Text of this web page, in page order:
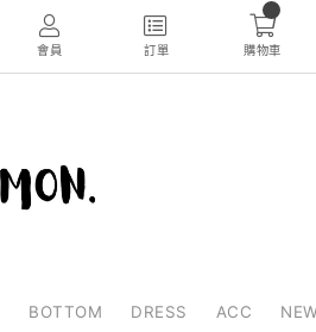
會員 訂單 購物車
BOTTOM DRESS ACC